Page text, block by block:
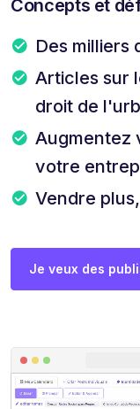
Concepts et
Des milliers
Articles sur
droit de
Augmentez
votre
Vendre
Je veux des